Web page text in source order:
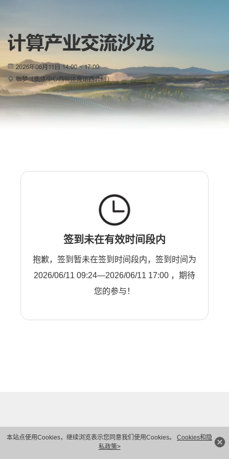
本站点使用Cookies，继续浏览表示您同意我们使用Cookies。 Cookies和隐
私政策>
签到未在有效时间段内
抱歉，签到暂未在签到时间段内，签到时间为
2026/06/11 09:24—2026/06/11 17:00 ，期待
您的参与！